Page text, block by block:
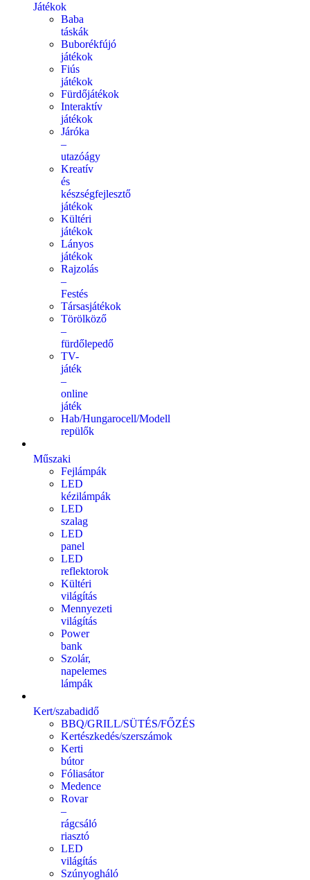
Játékok
Baba
táskák
Buborékfújó
játékok
Fiús
játékok
Fürdőjátékok
Interaktív
játékok
Járóka
–
utazóágy
Kreatív
és
készségfejlesztő
játékok
Kültéri
játékok
Lányos
játékok
Rajzolás
–
Festés
Társasjátékok
Törölköző
–
fürdőlepedő
TV-
játék
–
online
játék
Hab/Hungarocell/Modell
repülők
Műszaki
Fejlámpák
LED
kézilámpák
LED
szalag
LED
panel
LED
reflektorok
Kültéri
világítás
Mennyezeti
világítás
Power
bank
Szolár,
napelemes
lámpák
Kert/szabadidő
BBQ/GRILL/SÜTÉS/FŐZÉS
Kertészkedés/szerszámok
Kerti
bútor
Fóliasátor
Medence
Rovar
–
rágcsáló
riasztó
LED
világítás
Szúnyogháló